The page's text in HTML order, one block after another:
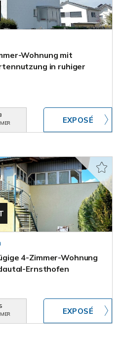
Wohnung mit
in ruhiger
4-Zimmer-Wohnung
Ernsthofen